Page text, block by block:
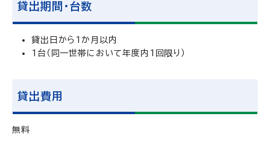
貸出期間・台数
貸出日から1か月以内
1台（同一世帯において年度内1回限り）
貸出費用
無料